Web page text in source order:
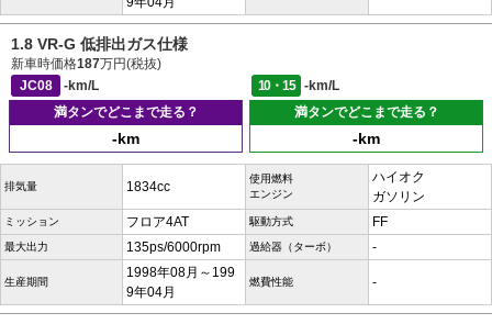
1.8 VR-G 低排出ガス仕様
新車時価格187万円(税抜)
JC08
-km/L 10・15
-km/L
満タンでどこまで走る？
-km
満タンでどこまで走る？
-km
排気量 1834cc
使用燃料
エンジン
ハイオク
ガソリン
ミッション フロア4AT 駆動方式 FF
最大出力 135ps/6000rpm 過給器（ターボ） -
生産期間
1998年08月～199
9年04月
燃費性能 -